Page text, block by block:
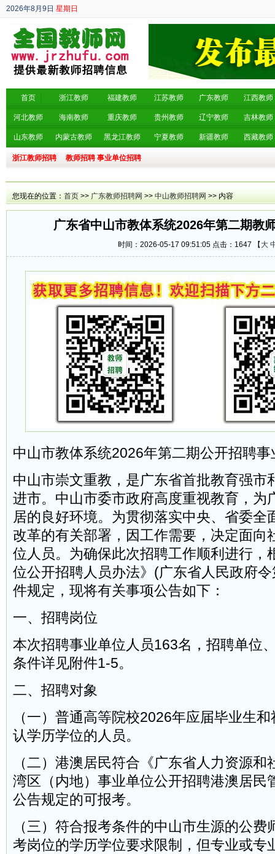
2026年8月9日 星期日
丙午年 六月廿七
首页 浙江教师 福建教师 江苏教师 广东教师 江西教师
河北教师 海南教师 重庆教师 贵州教师 辽宁教师 吉林教师
山东教师 内蒙古教师 黑龙江教师 宁夏教师 新疆教师 西藏教师
浙江教师招聘 教师招聘 事业单位招聘
您现在的位置： 首页 >> 广东教师招聘网 >> 中山教师招聘网 >> 内容
广东省中山市教体系统2026年第二期教
时间：2026-05-17 09:51:05 点击： 1647 【 大
中山市教体系统2026年第二期公开招聘
中山市崇文重教，是广东省首批教育强市
进市。中山市委市政府高度重视教育，为
居的良好环境。为贯彻落实中央、省委全
改革的有关部署，因工作需要，决定面向
位人员。为确保此次招聘工作顺利进行，
位公开招聘人员办法》(广东省人民政府
件规定，现将有关事项公告如下：
一、招聘岗位
本次招聘事业单位人员163名，招聘单位
条件详见附件1-5。
二、招聘对象
（一）普通高等院校2026年应届毕业生
认学历学位的人员。
（二）港澳居民符合《广东省人力资源
湾区（内地）事业单位公开招聘港澳居民
公告规定的可报考。
（三）符合报考条件的中山市生源的公
考岗位的学历学位要求限制，但专业或专